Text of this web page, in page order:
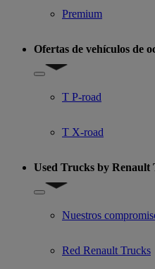
Premium
Ofertas de vehículos de
Show submenu for Ofertas
T P-road
T X-road
Used Trucks by Renault
Show submenu for Used
Nuestros
Red Renault Trucks